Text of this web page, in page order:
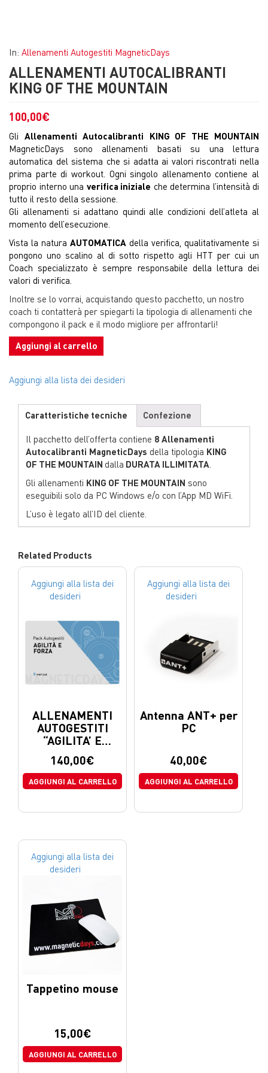
In: Allenamenti Autogestiti MagneticDays
ALLENAMENTI AUTOCALIBRANTI
KING OF THE MOUNTAIN
100,00€
Gli Allenamenti Autocalibranti KING OF THE MOUNTAIN
MagneticDays sono allenamenti basati su una lettura
automatica del sistema che si adatta ai valori riscontrati nella
prima parte di workout. Ogni singolo allenamento contiene al
proprio interno una verifica iniziale che determina l’intensità di
tutto il resto della sessione.
Gli allenamenti si adattano quindi alle condizioni dell’atleta al
momento dell’esecuzione.
Vista la natura AUTOMATICA della verifica, qualitativamente si
pongono uno scalino al di sotto rispetto agli HTT per cui un
Coach specializzato è sempre responsabile della lettura dei
valori di verifica.
Inoltre se lo vorrai, acquistando questo pacchetto, un nostro
coach ti contatterà per spiegarti la tipologia di allenamenti che
compongono il pack e il modo migliore per affrontarli!
Aggiungi al carrello
Aggiungi alla lista dei desideri
Caratteristiche tecniche
Confezione
Il pacchetto dell’offerta contiene 8 Allenamenti
Autocalibranti MagneticDays della tipologia KING
OF THE MOUNTAIN dalla DURATA ILLIMITATA
Gli allenamenti KING OF THE MOUNTAIN sono
eseguibili solo da PC Windows e/o con l’App MD WiFi.
L’uso è legato all’ID del cliente.
Related Products
Aggiungi alla lista dei
desideri
ALLENAMENTI
AUTOGESTITI
“AGILITA’ E
FORZA”
140,00€
AGGIUNGI AL CARRELLO
Aggiungi alla lista dei
desideri
Antenna ANT+ per
PC
40,00€
AGGIUNGI AL CARRELLO
Aggiungi alla lista dei
desideri
Tappetino mouse
15,00€
AGGIUNGI AL CARRELLO